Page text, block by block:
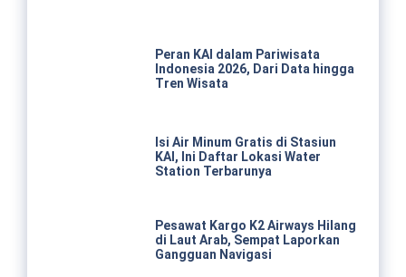
Peran KAI dalam Pariwisata
Indonesia 2026, Dari Data hingga
Tren Wisata
Isi Air Minum Gratis di Stasiun
KAI, Ini Daftar Lokasi Water
Station Terbarunya
Pesawat Kargo K2 Airways Hilang
di Laut Arab, Sempat Laporkan
Gangguan Navigasi